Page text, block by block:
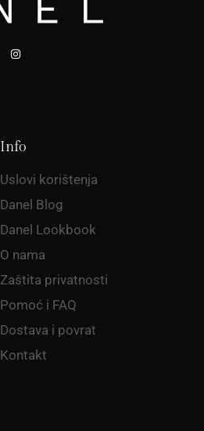
Info
Uslovi korištenja
Danel Blog
Danel Lookbook
O nama
Zaštita privatnosti
Pomoć i FAQ
Dostava i povrat
Kontakt